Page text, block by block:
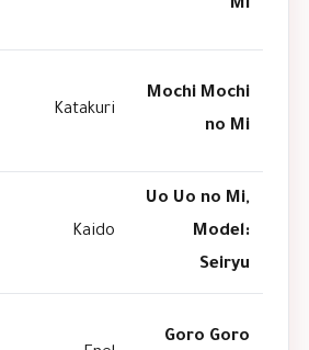
Mi
Mochi Mochi
no Mi
Katakuri
Uo Uo no Mi,
Model:
Seiryu
Kaido
Goro Goro